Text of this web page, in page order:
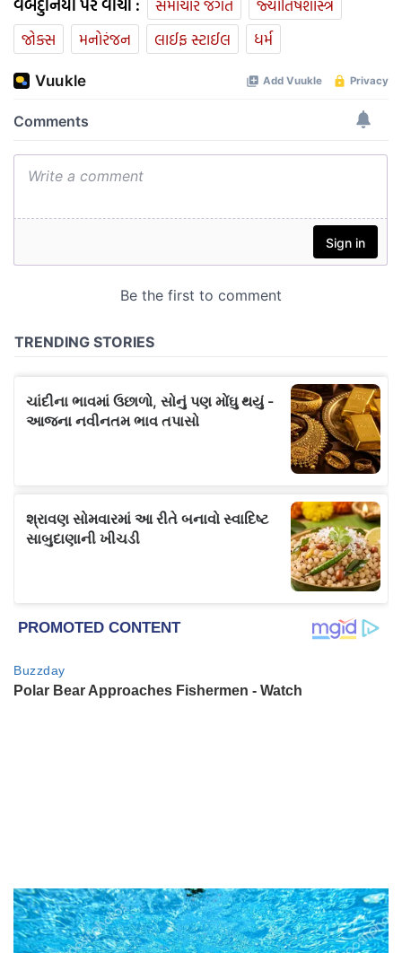
વેબદુનિયા પર વાંચો : સમાચાર જગત
જ્યોતિષશાસ્ત્ર
જોક્સ
મનોરંજન લાઈફ સ્ટાઈલ ધર્મ